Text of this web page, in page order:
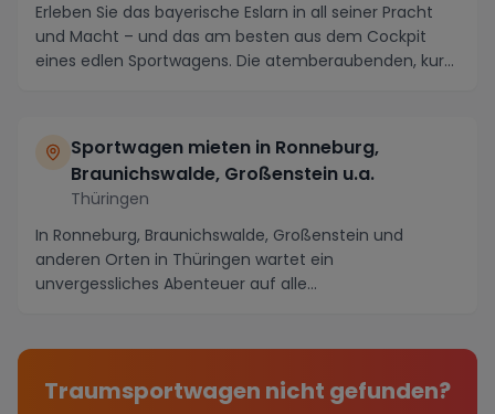
Erleben Sie das bayerische Eslarn in all seiner Pracht
und Macht – und das am besten aus dem Cockpit
eines edlen Sportwagens. Die atemberaubenden, kur...
Sportwagen mieten in Ronneburg,
Braunichswalde, Großenstein u.a.
Thüringen
In Ronneburg, Braunichswalde, Großenstein und
anderen Orten in Thüringen wartet ein
unvergessliches Abenteuer auf alle
Traumsportwagen nicht gefunden?